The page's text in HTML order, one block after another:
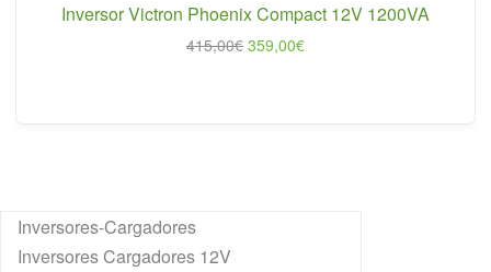
Inversor Victron Phoenix Compact 12V 1200VA
415,00€ El
415,00€.
359,00€El
359,00€.
Inversores-Cargadores
Inversores Cargadores 12V